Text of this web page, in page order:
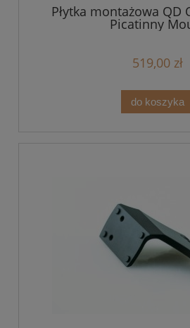
Płytka montażowa QD
Picatinny
519,00 zł
do koszyka